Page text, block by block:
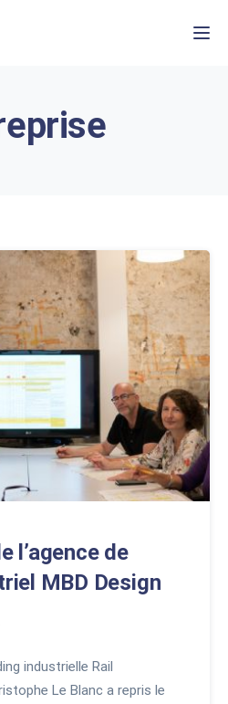
l’agence de
MBD Design
industrielle Rail
Le Blanc a repris le